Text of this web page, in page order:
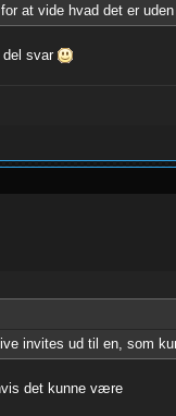
at vide hvad det er
del svar
invites ud til en, som
det kunne være